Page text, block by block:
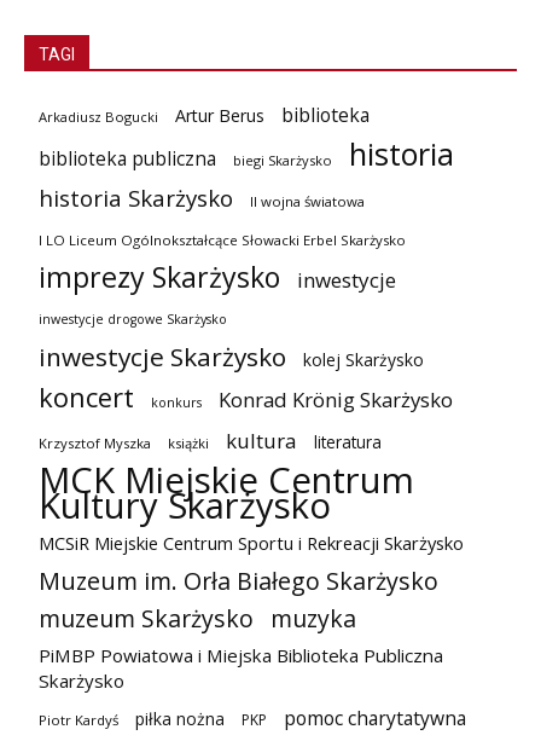
TAGI
Arkadiusz Bogucki Artur Berus
biblioteka
biblioteka publiczna
biegi Skarżysko historia
historia Skarżysko II wojna światowa
I LO Liceum Ogólnokształcące Słowacki Erbel Skarżysko
imprezy Skarżysko inwestycje
inwestycje drogowe Skarżysko
inwestycje Skarżysko kolej Skarżysko
koncert konkurs Konrad Krönig Skarżysko
Krzysztof Myszka książki kultura literatura
MCK Miejskie Centrum
Kultury Skarżysko
MCSiR Miejskie Centrum Sportu i Rekreacji Skarżysko
Muzeum im. Orła Białego Skarżysko
muzeum Skarżysko
muzyka
PiMBP Powiatowa i Miejska Biblioteka Publiczna
Skarżysko
Piotr Kardyś piłka nożna PKP
pomoc charytatywna